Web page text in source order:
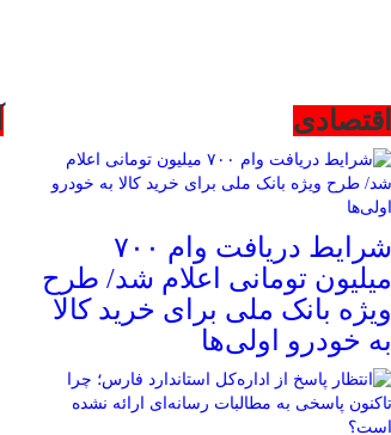
اقتصادی
شرایط دریافت وام ۷۰۰
میلیون تومانی اعلام شد/ طرح
ویژه بانک ملی برای خرید کالا
به خودرو اولی‌ها